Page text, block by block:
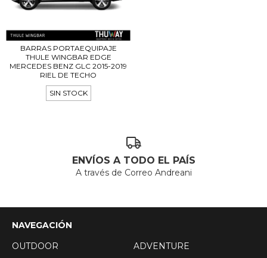
BARRAS PORTAEQUIPAJE
THULE WINGBAR EDGE
MERCEDES BENZ GLC 2015-2019
RIEL DE TECHO
SIN STOCK
ENVÍOS A TODO EL PAÍS
A través de Correo Andreani
NAVEGACIÓN
OUTDOOR
ADVENTURE